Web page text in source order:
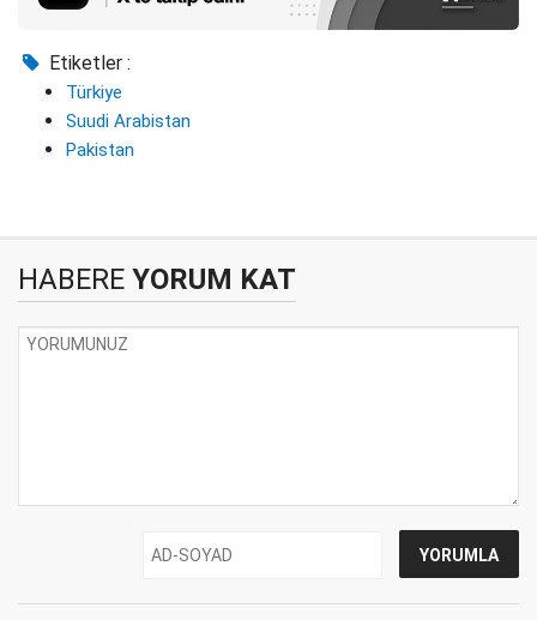
Etiketler :
Türkiye
Suudi Arabistan
Pakistan
HABERE YORUM KAT